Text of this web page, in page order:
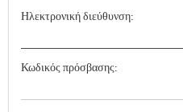
Ηλεκτρονική διεύθυνση:
Κωδικός πρόσβασης: